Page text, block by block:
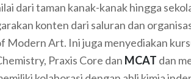
dari taman kanak-kanak hingga
konten dari saluran dan
Modern Art. Ini juga menyediakan
Praxis Core dan MCAT dan